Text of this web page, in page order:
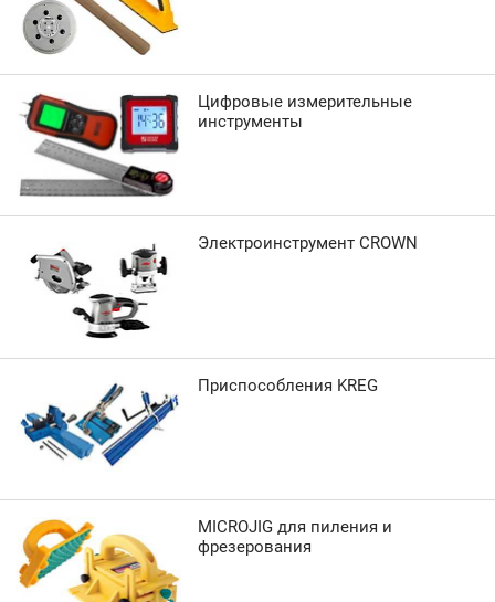
Цифровые измерительные
инструменты
Электроинструмент CROWN
Приспособления KREG
MICROJIG для пиления и
фрезерования